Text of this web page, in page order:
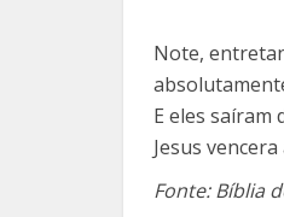
Note,
E eles saíram
Jesus
Fonte: Bíblia